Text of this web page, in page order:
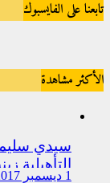
تابعنا على الفايسبوك
الأكثر مشاهدة
سيدي
التأهيلية
1 ديسمبر 2017